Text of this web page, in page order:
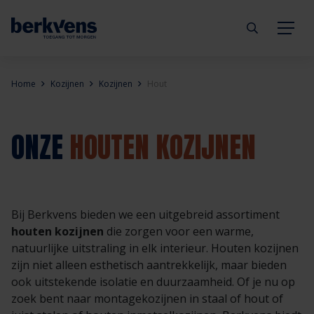
Kozijnen
Diensten
Technische documentatie
Meergezinswoning
Prefab woning
Architect
Handelspartner
Brandwerend
Rookwerend
Duurzaamheid
Webshop
Verkooppunten
Veelgestelde vragen
Organisatie
GND Garantiedeuren
Werken bij Berkvens
Home Kozijnen Kozijnen Hout
ONZE HOUTEN KOZIJNEN
Bij Berkvens bieden we een uitgebreid assortiment
houten kozijnen die zorgen voor een warme,
natuurlijke uitstraling in elk interieur. Houten kozijnen
zijn niet alleen esthetisch aantrekkelijk, maar bieden
ook uitstekende isolatie en duurzaamheid. Of je nu op
zoek bent naar montagekozijnen in staal of hout of